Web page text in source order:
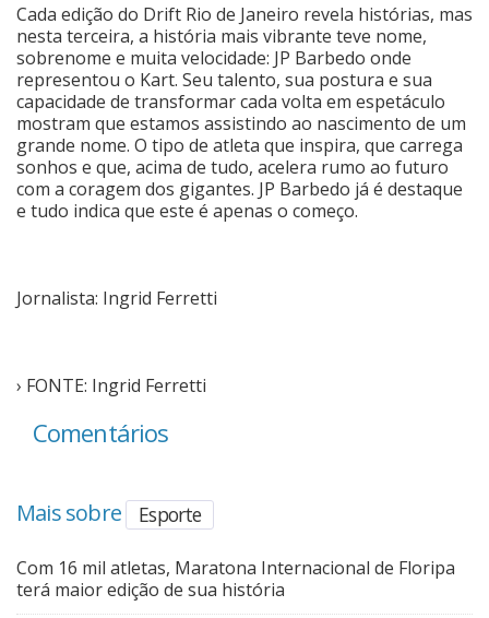
Cada edição do Drift Rio de Janeiro revela histórias, mas
nesta terceira, a história mais vibrante teve nome,
sobrenome e muita velocidade: JP Barbedo onde
representou o Kart. Seu talento, sua postura e sua
capacidade de transformar cada volta em espetáculo
mostram que estamos assistindo ao nascimento de um
grande nome. O tipo de atleta que inspira, que carrega
sonhos e que, acima de tudo, acelera rumo ao futuro
com a coragem dos gigantes. JP Barbedo já é destaque
e tudo indica que este é apenas o começo.
Jornalista: Ingrid Ferretti
› FONTE: Ingrid Ferretti
Comentários
Mais sobre Esporte
Com 16 mil atletas, Maratona Internacional de Floripa
terá maior edição de sua história